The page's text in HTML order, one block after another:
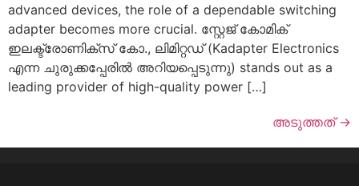
advanced devices, the role of a dependable switching
adapter becomes more crucial. സ്റ്റേജ് കോമിക്
ഇലക്ട്രോണിക്സ് കോ., ലിമിറ്റഡ് (Kadapter Electronics
എന്ന ചുരുക്കപ്പേരിൽ അറിയപ്പെടുന്നു) stands out as a
leading provider of high-quality power […]
അടുത്തത്→